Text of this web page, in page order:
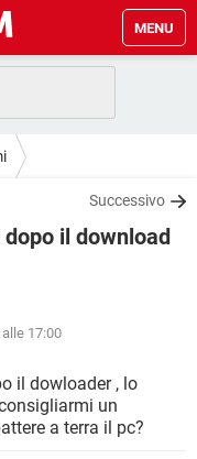
MENU
10
10
Successivo
il download
17:00
il dowloader , lo
un
a terra il pc?